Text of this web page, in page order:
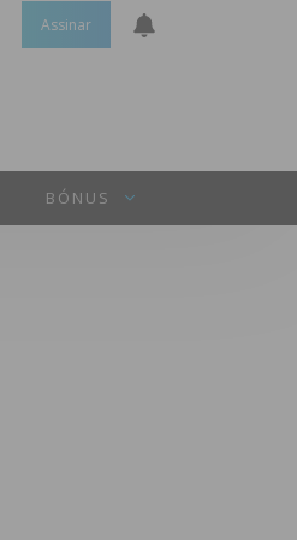
Assinar
BÓNUS